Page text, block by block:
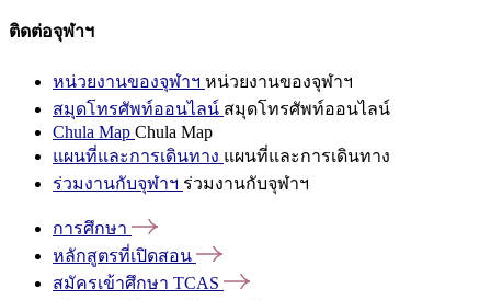
ติดต่อจุฬาฯ
หน่วยงานของจุฬาฯ หน่วยงานของจุฬาฯ
สมุดโทรศัพท์ออนไลน์ สมุดโทรศัพท์ออนไลน์
Chula Map Chula Map
แผนที่และการเดินทาง แผนที่และการเดินทาง
ร่วมงานกับจุฬาฯ ร่วมงานกับจุฬาฯ
การศึกษา
หลักสูตรที่เปิดสอน
สมัครเข้าศึกษา TCAS